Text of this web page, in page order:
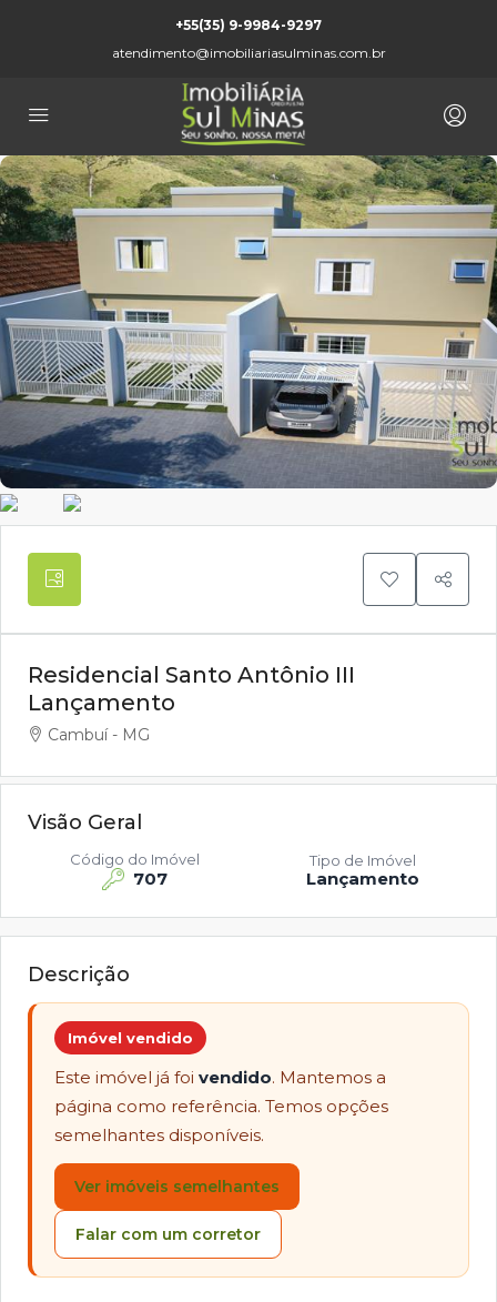
+55(35) 9-9984-9297
atendimento@imobiliariasulminas.com.br
Residencial Santo Antônio III
Lançamento
Cambuí - MG
Visão Geral
707
Código do Imóvel
Lançamento
Tipo de Imóvel
Descrição
Imóvel vendido
Este imóvel já foi vendido. Mantemos a
página como referência. Temos opções
semelhantes disponíveis.
Ver imóveis semelhantes
Falar com um corretor